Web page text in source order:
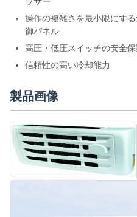
操作の複雑さを最小限にす
御パネル
高圧・低圧スイッチの安全
信頼性の高い冷却能力
製品画像